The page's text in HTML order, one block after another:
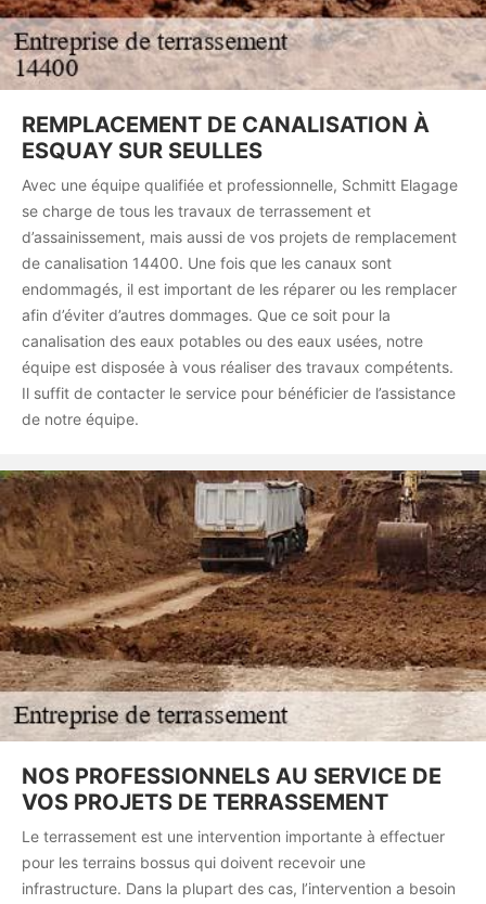
REMPLACEMENT DE CANALISATION À
ESQUAY SUR SEULLES
Avec une équipe qualifiée et professionnelle, Schmitt Elagage
se charge de tous les travaux de terrassement et
d’assainissement, mais aussi de vos projets de remplacement
de canalisation 14400. Une fois que les canaux sont
endommagés, il est important de les réparer ou les remplacer
afin d’éviter d’autres dommages. Que ce soit pour la
canalisation des eaux potables ou des eaux usées, notre
équipe est disposée à vous réaliser des travaux compétents.
Il suffit de contacter le service pour bénéficier de l’assistance
de notre équipe.
NOS PROFESSIONNELS AU SERVICE DE
VOS PROJETS DE TERRASSEMENT
Le terrassement est une intervention importante à effectuer
pour les terrains bossus qui doivent recevoir une
infrastructure. Dans la plupart des cas, l’intervention a besoin